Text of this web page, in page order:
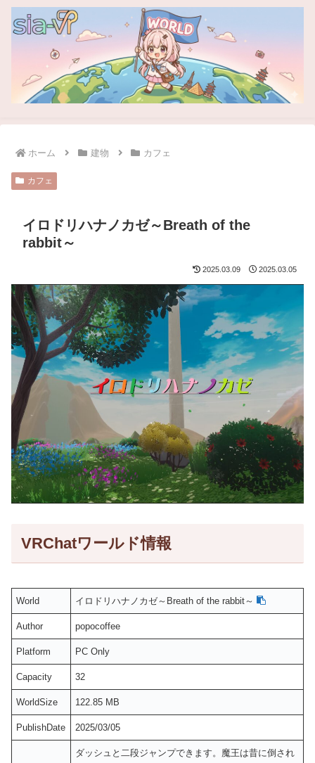
ホーム 建物 カフェ
カフェ
イロドリハナノカゼ～Breath of the
rabbit～
2025.03.09 2025.03.05
VRChatワールド情報
World イロドリハナノカゼ～Breath of the rabbit～
Author popocoffee
Platform PC Only
Capacity 32
WorldSize 122.85 MB
PublishDate 2025/03/05
ダッシュと二段ジャンプできます。魔王は昔に倒され